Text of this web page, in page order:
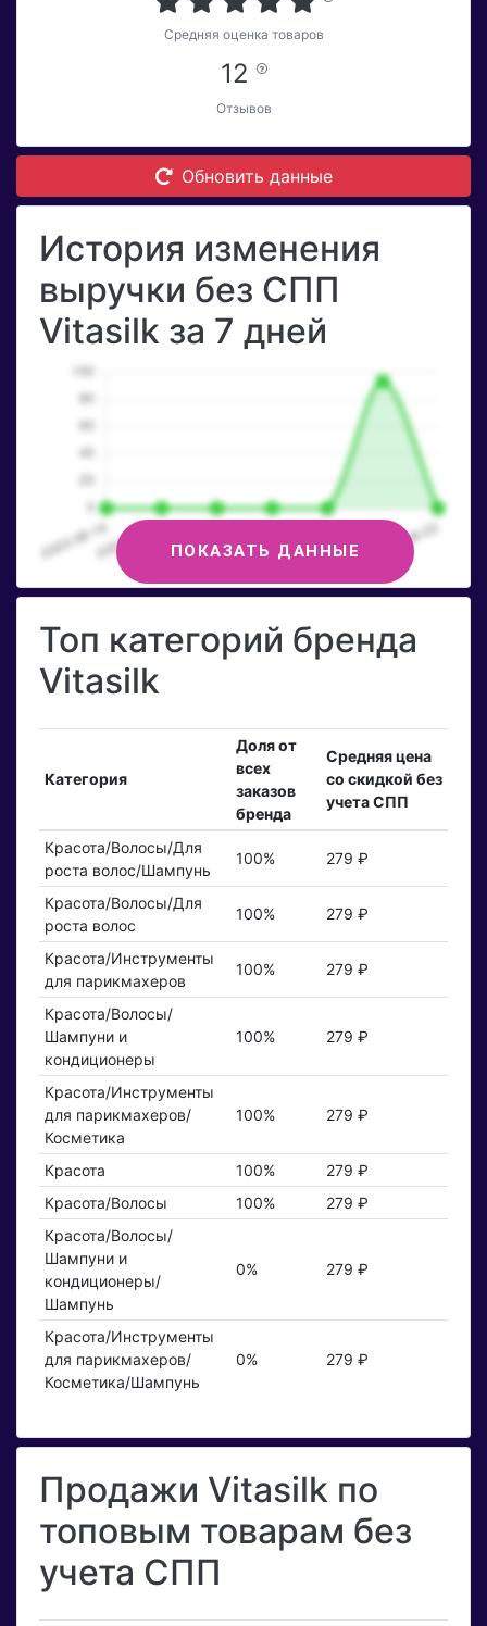
Средняя оценка товаров
12
Отзывов
Обновить данные
История изменения
выручки без СПП
Vitasilk за 7 дней
ПОКАЗАТЬ ДАННЫЕ
Топ категорий бренда
Vitasilk
Категория
Доля от
всех
заказов
бренда
Средняя цена
со скидкой без
учета СПП
Красота/Волосы/Для
роста волос/Шампунь
100% 279 ₽
Красота/Волосы/Для
роста волос
100% 279 ₽
Красота/Инструменты
для парикмахеров
100% 279 ₽
Красота/Волосы/
Шампуни и
кондиционеры
100% 279 ₽
Красота/Инструменты
для парикмахеров/
Косметика
100% 279 ₽
Красота 100%
279 ₽
Красота/Волосы
100%
279 ₽
Красота/Волосы/
Шампуни и
кондиционеры/
Шампунь
0% 279 ₽
Красота/Инструменты
для парикмахеров/
Косметика/Шампунь
0% 279 ₽
Продажи Vitasilk по
топовым товарам без
учета СПП